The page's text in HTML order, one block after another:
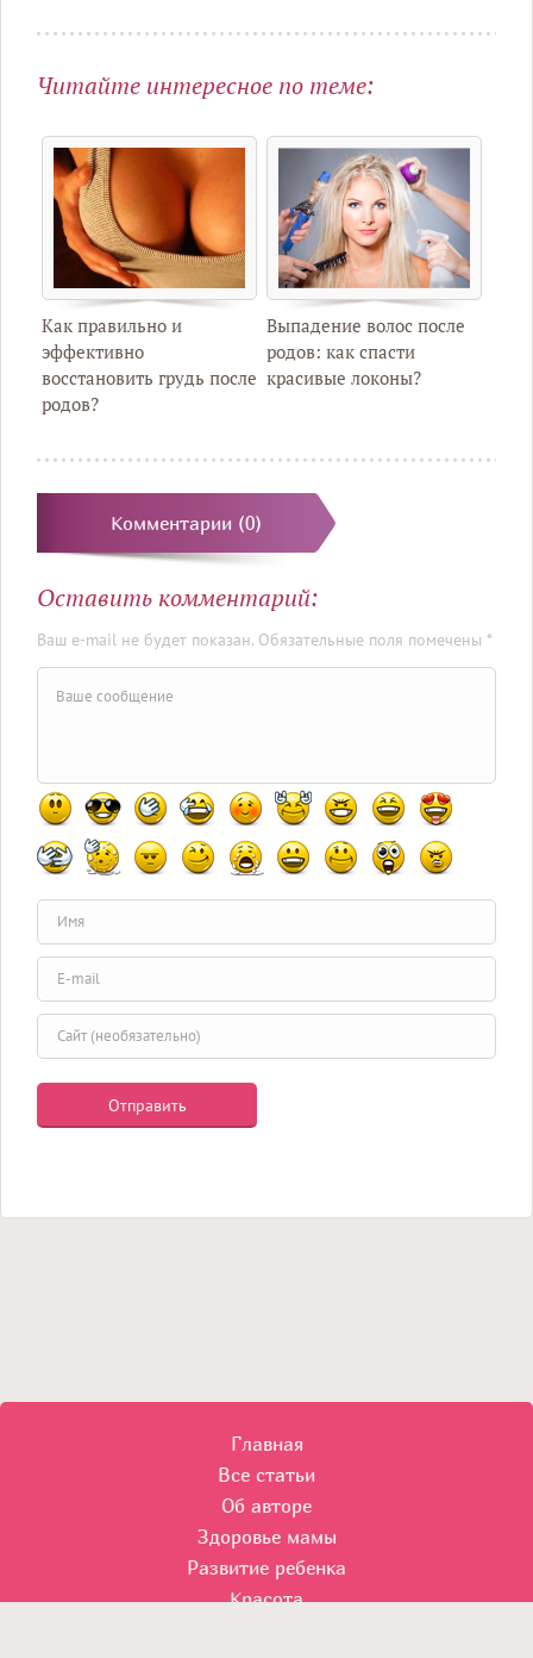
Читайте интересное по теме:
Как правильно и
эффективно
восстановить грудь после
родов?
Выпадение волос после
родов: как спасти
красивые локоны?
Комментарии (0)
Оставить комментарий:
Ваш e-mail не будет показан. Обязательные поля помечены *
Главная
Все статьи
Об авторе
Здоровье мамы
Развитие ребенка
Красота